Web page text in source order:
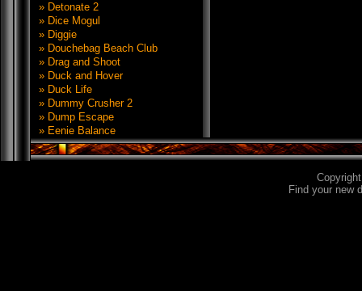
» Detonate 2
» Dice Mogul
» Diggie
» Douchebag Beach Club
» Drag and Shoot
» Duck and Hover
» Duck Life
» Dummy Crusher 2
» Dump Escape
» Eenie Balance
Find your new